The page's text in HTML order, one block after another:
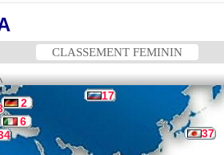
CLASSEMENT FEMININ
2
6
17
37